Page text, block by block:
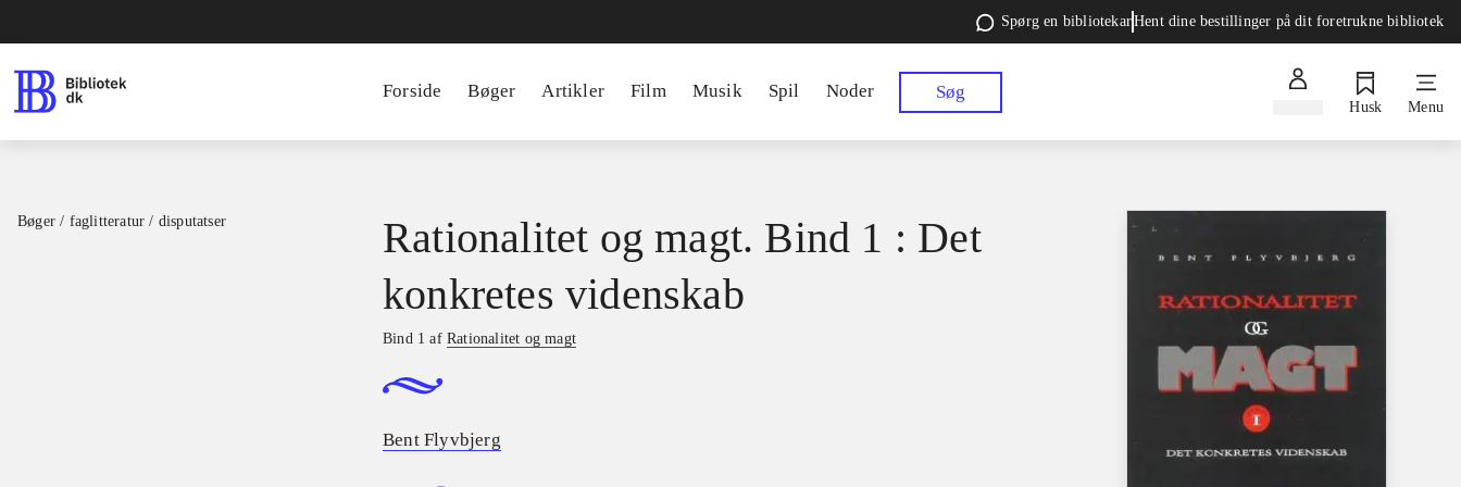
Spørg en bibliotekarHent dine bestillinger på dit foretrukne bibliotek
Forside Bøger Artikler Film Musik Spil Noder Søg
Husk Menu
Bøger / faglitteratur / disputatser
Rationalitet og magt. Bind 1 : Det
konkretes videnskab
Bind 1 afRationalitet og magt
Bent Flyvbjerg